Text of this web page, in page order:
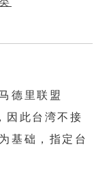
德里联盟
此台湾不接
基础，指定台